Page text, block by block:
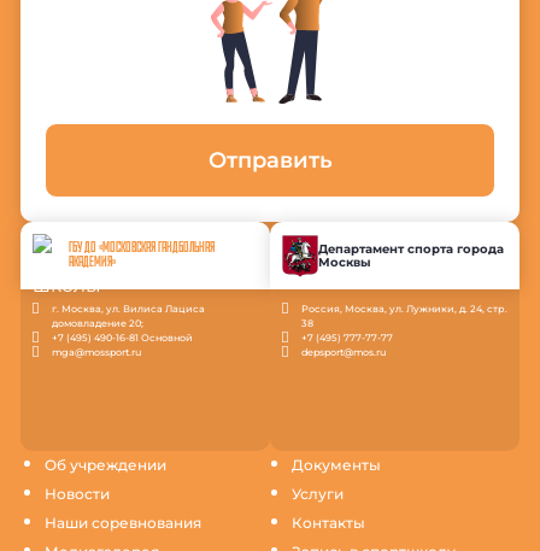
Об учреждении
Новости
Наши соревнования
Документы
Услуги
Контакты
Отправить
ГБУ ДО «МОСКОВСКАЯ ГАНДБОЛЬНАЯ
АКАДЕМИЯ»
г. Москва, ул. Вилиса Лациса
домовладение 20;
+7 (495) 490-16-81 Основной
mga@mossport.ru
Департамент спорта города
Москвы
Россия, Москва, ул. Лужники, д. 24, стр.
38
+7 (495) 777-77-77
depsport@mos.ru